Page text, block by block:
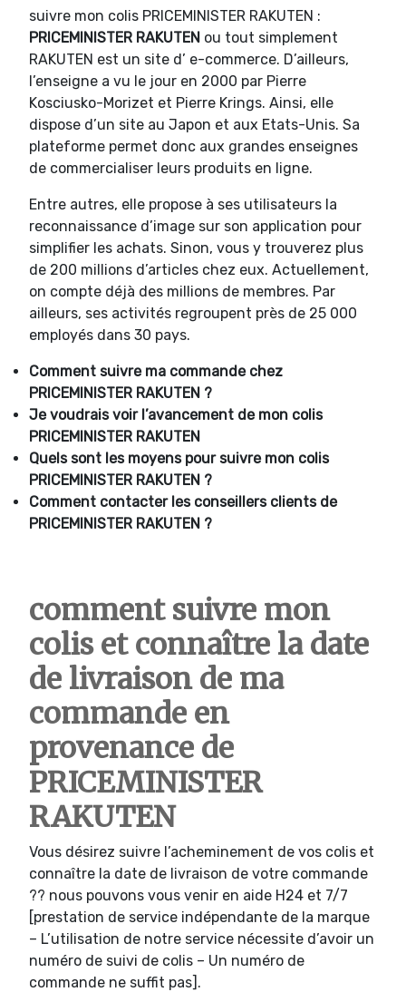
suivre mon colis PRICEMINISTER RAKUTEN :
PRICEMINISTER RAKUTEN ou tout simplement
RAKUTEN est un site d’ e-commerce. D’ailleurs,
l’enseigne a vu le jour en 2000 par Pierre
Kosciusko-Morizet et Pierre Krings. Ainsi, elle
dispose d’un site au Japon et aux Etats-Unis. Sa
plateforme permet donc aux grandes enseignes
de commercialiser leurs produits en ligne.
Entre autres, elle propose à ses utilisateurs la
reconnaissance d’image sur son application pour
simplifier les achats. Sinon, vous y trouverez plus
de 200 millions d’articles chez eux. Actuellement,
on compte déjà des millions de membres. Par
ailleurs, ses activités regroupent près de 25 000
employés dans 30 pays.
Comment suivre ma commande chez
PRICEMINISTER RAKUTEN ?
Je voudrais voir l’avancement de mon colis
PRICEMINISTER RAKUTEN
Quels sont les moyens pour suivre mon colis
PRICEMINISTER RAKUTEN ?
Comment contacter les conseillers clients de
PRICEMINISTER RAKUTEN ?
comment suivre mon
colis et connaître la date
de livraison de ma
commande en
provenance de
PRICEMINISTER
RAKUTEN
Vous désirez suivre l’acheminement de vos colis et
connaître la date de livraison de votre commande
?? nous pouvons vous venir en aide H24 et 7/7
[prestation de service indépendante de la marque
– L’utilisation de notre service nécessite d’avoir un
numéro de suivi de colis – Un numéro de
commande ne suffit pas].